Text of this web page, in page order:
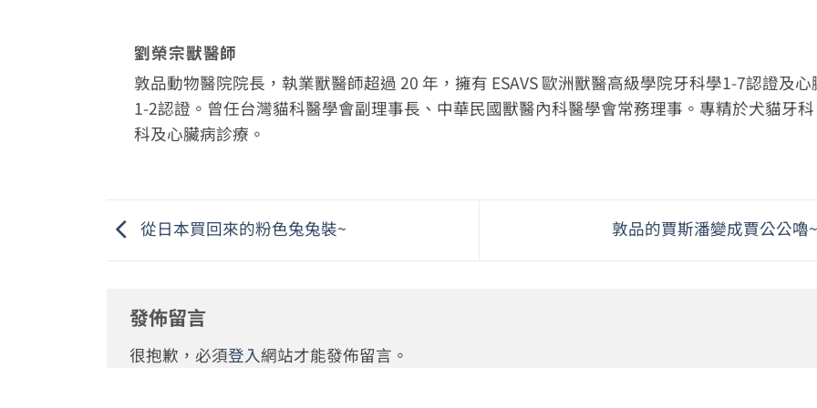
劉榮宗獸醫師
敦品動物醫院院長，執業獸醫師超過 20 年，擁有 ESAVS 歐洲獸醫高級學院牙科學1-7認證及心
1-2認證。曾任台灣貓科醫學會副理事長、中華民國獸醫內科醫學會常務理事。專精於犬貓牙
科及心臟病診療。
從日本買回來的粉色兔兔裝~ 敦品的賈斯潘變成賈公公嚕~
發佈留言
很抱歉，必須登入網站才能發佈留言。